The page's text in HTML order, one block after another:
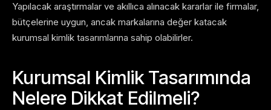
Yapılacak araştırmalar ve akıllıca alınacak kararlar ile firmalar,
bütçelerine uygun, ancak markalarına değer katacak
kurumsal kimlik tasarımlarına sahip olabilirler.
Kurumsal Kimlik Tasarımında
Nelere Dikkat Edilmeli?